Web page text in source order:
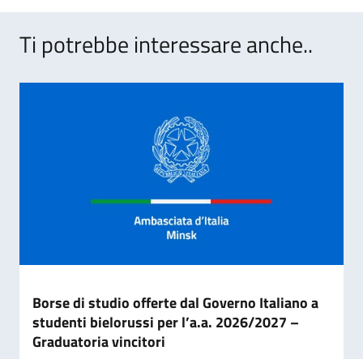
Ti potrebbe interessare anche..
Borse di studio offerte dal Governo Italiano a
studenti bielorussi per l’a.a. 2026/2027 –
Graduatoria vincitori